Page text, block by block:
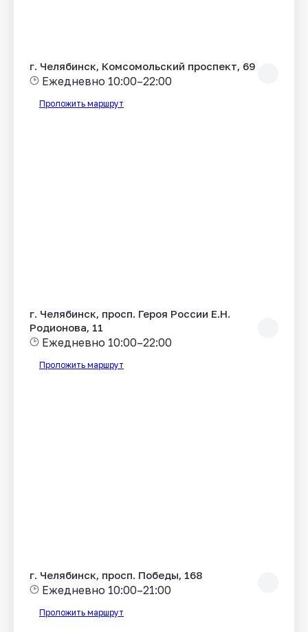
г. Челябинск, Комсомольский проспект, 69
Ежедневно 10:00–22:00
Проложить маршрут
г. Челябинск, просп. Героя России Е.Н.
Родионова, 11
Ежедневно 10:00–22:00
Проложить маршрут
г. Челябинск, просп. Победы, 168
Ежедневно 10:00–21:00
Проложить маршрут